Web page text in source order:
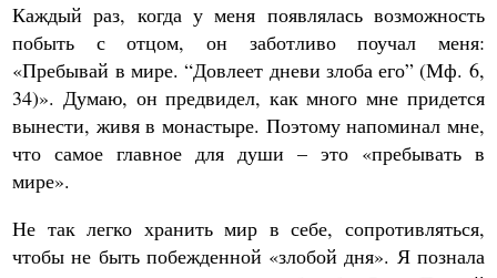
Каждый раз, когда у меня появлялась возможность
побыть с отцом, он заботливо поучал меня:
«Пребывай в мире. “Довлеет дневи злоба его” (Мф. 6,
34)». Думаю, он предвидел, как много мне придется
вынести, живя в монастыре. Поэтому напоминал мне,
что самое главное для души – это «пребывать в
мире».
Не так легко хранить мир в себе, сопротивляться,
чтобы не быть побежденной «злобой дня». Я познала